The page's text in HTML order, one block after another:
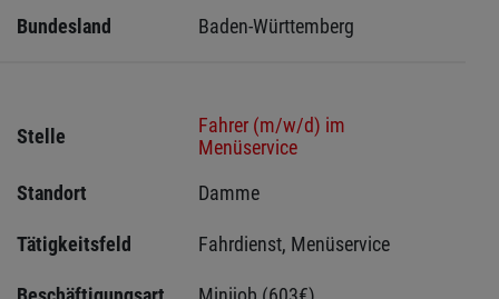
Bundesland Baden-Württemberg
Stelle
Fahrer (m/w/d) im
Menüservice
Standort
Damme
Tätigkeitsfeld Fahrdienst, Menüservice